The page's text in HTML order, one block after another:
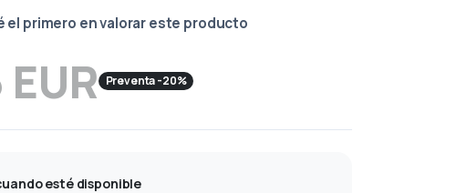
el primero en valorar este producto
Preventa -20%
esté disponible